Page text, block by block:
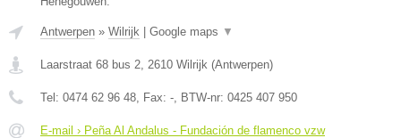
Antwerpen » Wilrijk | Google maps ▼
Laarstraat 68 bus 2 2610 Wilrijk (Antwerpen)
Tel: 0474 62 96 48 , Fax: - , BTW-nr: 0425 407 950
E-mail › Peña Al Andalus - Fundación de flamenco vzw